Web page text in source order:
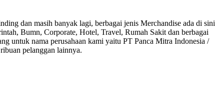
dan masih banyak lagi, berbagai jenis Merchandise ada di sini
Bumn, Corporate, Hotel, Travel, Rumah Sakit dan berbagai
untuk nama perusahaan kami yaitu PT Panca Mitra Indonesia /
pelanggan lainnya.